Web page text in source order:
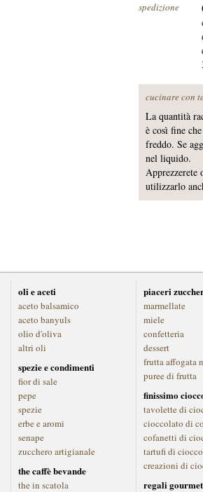
spedizione
cucinare con
La quantità
è così fine
freddo. Se
nel liquido.
Apprezzerete
utilizzarlo
oli e aceti
aceto balsamico
aceto banyuls
olio d'oliva
altri oli
spezie e condimenti
fior di sale
pepe
spezie
erbe e aromi
senape
zucchero artigianale
the caffè bevande
the in scatola
piaceri
marmellate
miele
confetteria
dessert
frutta affogata
puree di frutta
finissimo
tavolette di
cioccolato di
cofanetti di
tartufi di
creazioni di
regali gourmet